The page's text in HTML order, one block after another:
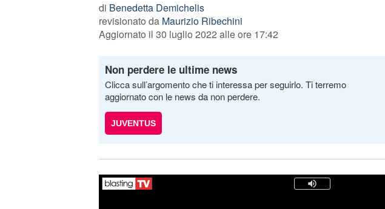
di Benedetta Demichelis
revisionato da Maurizio Ribechini
Aggiornato il 30 luglio 2022 alle ore 17:42
Non perdere le ultime news
Clicca sull’argomento che ti interessa per seguirlo. Ti terremo
aggiornato con le news da non perdere.
JUVENTUS